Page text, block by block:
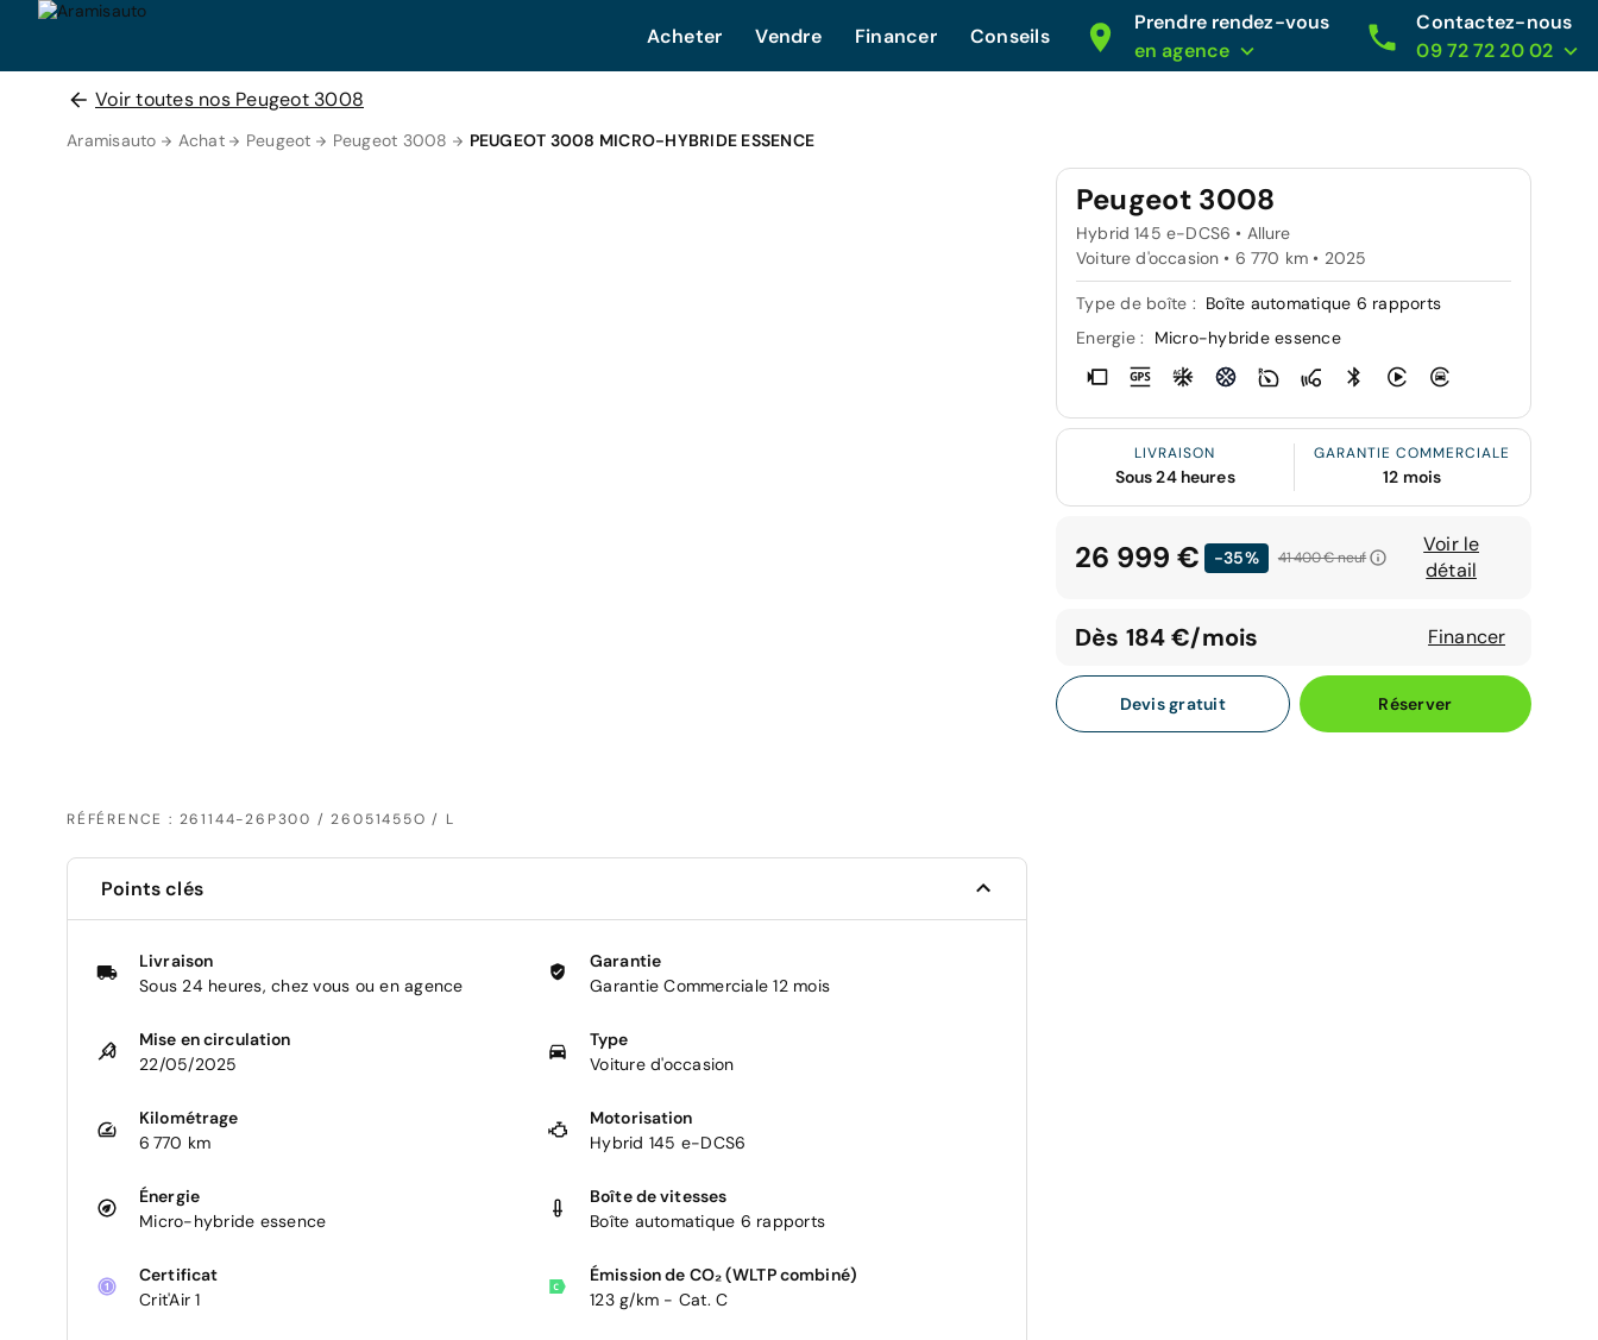
Acheter Vendre Financer Conseils
Prendre rendez-vous
en agence
Contactez-nous
09 72 72 20 02
Voir toutes nos Peugeot 3008
Aramisauto Achat Peugeot Peugeot 3008 PEUGEOT 3008 MICRO-HYBRIDE ESSENCE
RÉFÉRENCE : 261144-26P300 / 26051455O / L
Peugeot 3008
Hybrid 145 e-DCS6 • Allure
Voiture d'occasion • 6 770 km • 2025
Type de boîte : Boîte automatique 6 rapports
Energie :
Micro-hybride essence
LIVRAISON
Sous 24 heures
GARANTIE COMMERCIALE
12 mois
26 999 € -35% 41 400 €neuf
Voir le
détail
Dès 184 €/mois Financer
Devis gratuit Réserver
Points clés
Livraison
Sous 24 heures, chez vous ou en agence
Garantie
Garantie Commerciale 12 mois
Mise en circulation
22/05/2025
Type
Voiture d'occasion
Kilométrage
6 770 km
Motorisation
Hybrid 145 e-DCS6
Énergie
Micro-hybride essence
Boîte de vitesses
Boîte automatique 6 rapports
Certificat
Crit'Air 1
Émission de CO₂ (WLTP combiné)
123 g/km - Cat. C